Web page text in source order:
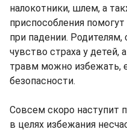
налокотники, шлем, а
приспособления
при падении.
чувство страха у детей,
травм можно избежать,
безопасности.
Совсем скоро наступит
в целях избежания